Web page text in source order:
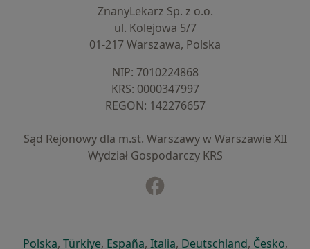
ZnanyLekarz Sp. z o.o.
ul. Kolejowa 5/7
01-217 Warszawa, Polska
NIP: ⁠7010224868
KRS: ⁠0000347997
REGON: ⁠142276657
Sąd Rejonowy dla m.st. Warszawy w Warszawie XII
Wydział Gospodarczy KRS
Polskaotwiera się w nowej karcie
, Türkiyeotwiera się w nowej karcie
, Españaotwiera się w nowej karcie
, Italiaotwiera się w nowej
, Deutschlandotwiera się
, Česko,